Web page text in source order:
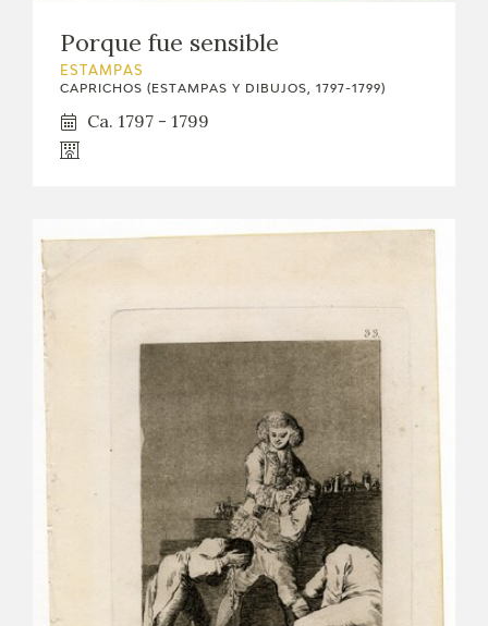
Porque fue sensible
ESTAMPAS
CAPRICHOS (ESTAMPAS Y DIBUJOS, 1797-1799)
Ca. 1797 - 1799